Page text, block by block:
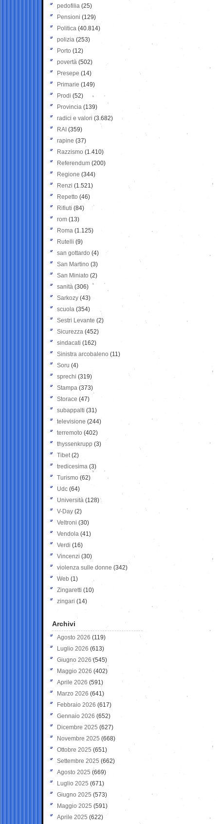
pedofilia (25)
Pensioni (129)
Politica (40.814)
polizia (253)
Porto (12)
povertà (502)
Presepe (14)
Primarie (149)
Prodi (52)
Provincia (139)
radici e valori (3.682)
RAI (359)
rapine (37)
Razzismo (1.410)
Referendum (200)
Regione (344)
Renzi (1.521)
Repetto (46)
Rifiuti (84)
rom (13)
Roma (1.125)
Rutelli (9)
san gottardo (4)
San Martino (3)
San Miniato (2)
sanità (306)
Sarkozy (43)
scuola (354)
Sestri Levante (2)
Sicurezza (452)
sindacati (162)
Sinistra arcobaleno (11)
Soru (4)
sprechi (319)
Stampa (373)
Storace (47)
subappalti (31)
televisione(244)
terremoto (402)
thyssenkrupp (3)
Tibet(2)
tredicesima (3)
Turismo (62)
Udc (64)
Università (128)
V-Day (2)
Veltroni (30)
Vendola (41)
Verdi (16)
Vincenzi (30)
violenza sulle donne (342)
Web (1)
Zingaretti (10)
zingari (14)
Archivi
Agosto 2026 (119)
Luglio 2026 (613)
Giugno 2026 (545)
Maggio 2026 (402)
Aprile 2026 (591)
Marzo 2026 (641)
Febbraio 2026 (617)
Gennaio 2026 (652)
Dicembre 2025 (627)
Novembre 2025 (668)
Ottobre 2025 (651)
Settembre 2025 (662)
Agosto 2025 (669)
Luglio 2025 (671)
Giugno 2025 (573)
Maggio 2025 (591)
Aprile 2025 (622)